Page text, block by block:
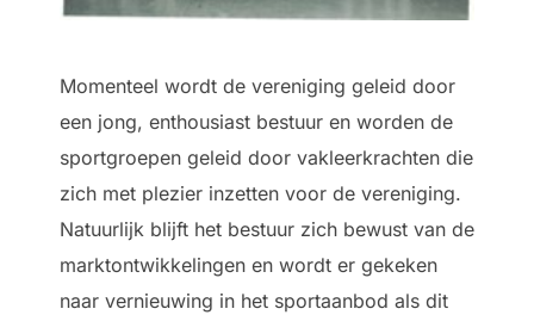
Momenteel wordt de vereniging geleid door
een jong, enthousiast bestuur en worden de
sportgroepen geleid door vakleerkrachten die
zich met plezier inzetten voor de vereniging.
Natuurlijk blijft het bestuur zich bewust van de
marktontwikkelingen en wordt er gekeken
naar vernieuwing in het sportaanbod als dit